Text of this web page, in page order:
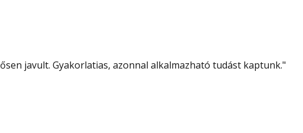
javult. Gyakorlatias, azonnal alkalmazható tudást kaptunk."